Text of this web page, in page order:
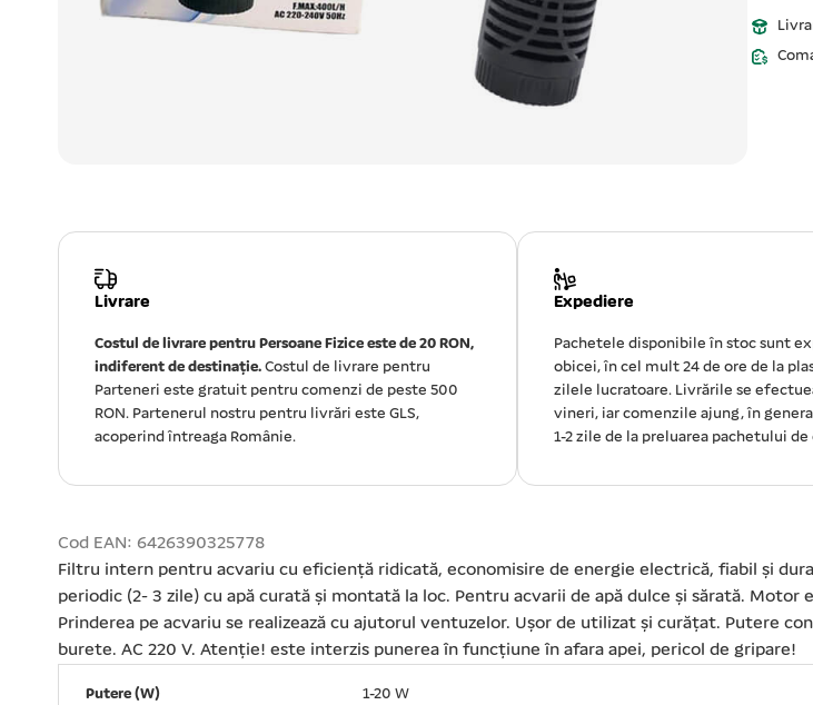
Livrare
Costul de livrare pentru Persoane Fizice este de 20 RON,
indiferent de destinație. Costul de livrare pentru
Parteneri este gratuit pentru comenzi de peste 500
RON. Partenerul nostru pentru livrări este GLS,
acoperind întreaga Românie.
Expediere
Pachetele disponibile în stoc sunt
obicei, în cel mult 24 de ore de la
zilele lucratoare. Livrările se
vineri, iar comenzile ajung, în
1-2 zile de la preluarea pachetului
Cod EAN: 6426390325778
Filtru intern pentru acvariu cu eficiență ridicată, economisire de energie electrică, fiabil și
periodic (2- 3 zile) cu apă curată și montată la loc. Pentru acvarii de apă dulce și sărată.
Prinderea pe acvariu se realizează cu ajutorul ventuzelor. Ușor de utilizat și curățat. Putere
burete. AC 220 V. Atenție! este interzis punerea în funcțiune în afara apei, pericol de gripare!
Putere (W) 1-20 W